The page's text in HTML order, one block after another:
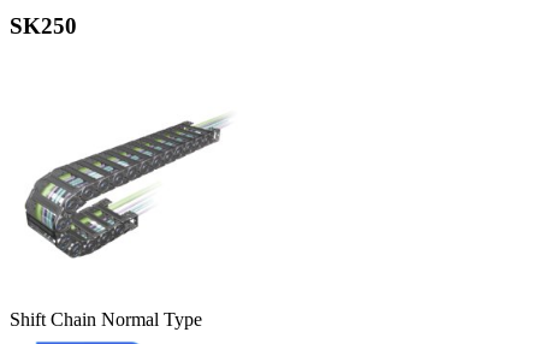
SK250
Shift Chain Normal Type